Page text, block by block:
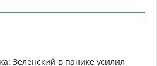
Зеленский в панике усилил